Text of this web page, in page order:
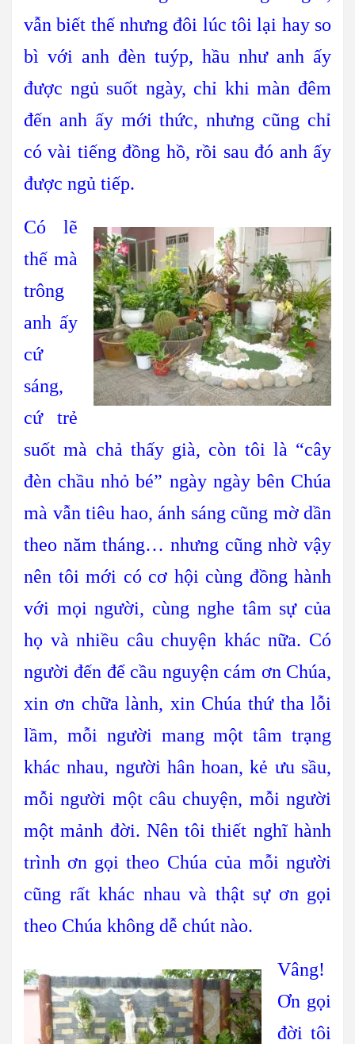
vẫn biết thế nhưng đôi lúc tôi lại hay so
bì với anh đèn tuýp, hầu như anh ấy
được ngủ suốt ngày, chỉ khi màn đêm
đến anh ấy mới thức, nhưng cũng chỉ
có vài tiếng đồng hồ, rồi sau đó anh ấy
được ngủ tiếp.
Có lẽ
thế mà
trông
anh ấy
cứ
sáng,
cứ trẻ
suốt mà chả thấy già, còn tôi là “cây
đèn chầu nhỏ bé” ngày ngày bên Chúa
mà vẫn tiêu hao, ánh sáng cũng mờ dần
theo năm tháng… nhưng cũng nhờ vậy
nên tôi mới có cơ hội cùng đồng hành
với mọi người, cùng nghe tâm sự của
họ và nhiều câu chuyện khác nữa. Có
người đến để cầu nguyện cám ơn Chúa,
xin ơn chữa lành, xin Chúa thứ tha lỗi
lầm, mỗi người mang một tâm trạng
khác nhau, người hân hoan, kẻ ưu sầu,
mỗi người một câu chuyện, mỗi người
một mảnh đời. Nên tôi thiết nghĩ hành
trình ơn gọi theo Chúa của mỗi người
cũng rất khác nhau và thật sự ơn gọi
theo Chúa không dễ chút nào.
Vâng!
Ơn gọi
đời tôi